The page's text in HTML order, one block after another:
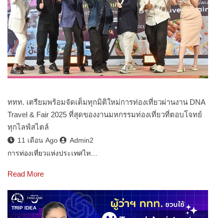
ททท. เตรียมพร้อมจัดเต็มทุกมิติใหม่การท่องเที่ยวผ่านงาน DNA
Travel & Fair 2025 ที่สุดของงานมหกรรมท่องเที่ยวที่ตอบโจทย์
ทุกไลฟ์สไตล์
11 เดือน Ago
Admin2
การท่องเที่ยวแห่งประเทศไท…
Read More
TRIP IDEA